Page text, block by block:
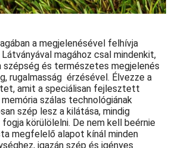
a megjelenésével felhívja
magához csal mindenkit,
szépség és természetes megjelenés
rugalmasság érzésével. Élvezze a
amit a speciálisan fejlesztett
szálas technológiának
szép lesz a kilátása, mindig
körülölelni. De nem kell beérnie
megfelelő alapot kínál minden
igazán szép és igényes